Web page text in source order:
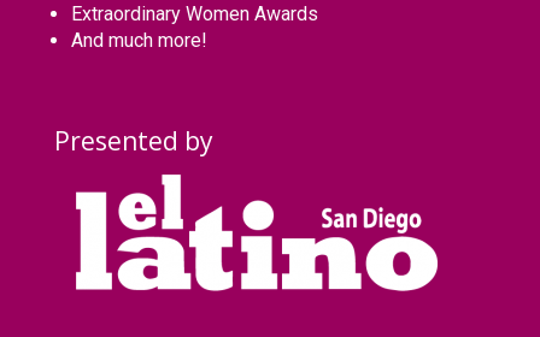
Extraordinary Women Awards
And much more!
Presented by